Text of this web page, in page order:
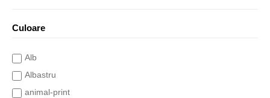
Culoare
Alb
Albastru
animal-print